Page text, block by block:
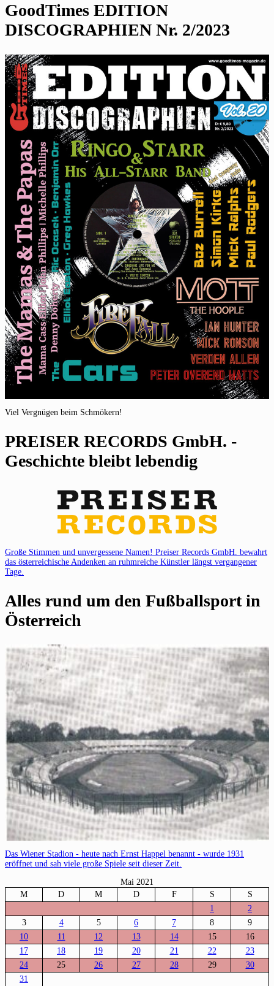
GoodTimes EDITION
DISCOGRAPHIEN Nr. 2/2023
Viel Vergnügen beim Schmökern!
PREISER RECORDS GmbH. -
Geschichte bleibt lebendig
Große Stimmen und unvergessene Namen! Preiser Records GmbH. bewahrt
das österreichische Andenken an ruhmreiche Künstler längst vergangener
Tage.
Alles rund um den Fußballsport in
Österreich
Das Wiener Stadion - heute nach Ernst Happel benannt - wurde 1931
eröffnet und sah viele große Spiele seit dieser Zeit.
Mai 2021
M
D M D F S
S
1
2
3
4 5 6 7 8
9
10
11 12 13 14 15
16
17
18 19 20 21 22
23
24
25 26 27 28 29
30
31